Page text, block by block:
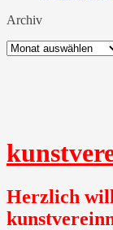
Archiv
Archiv
Herzlich